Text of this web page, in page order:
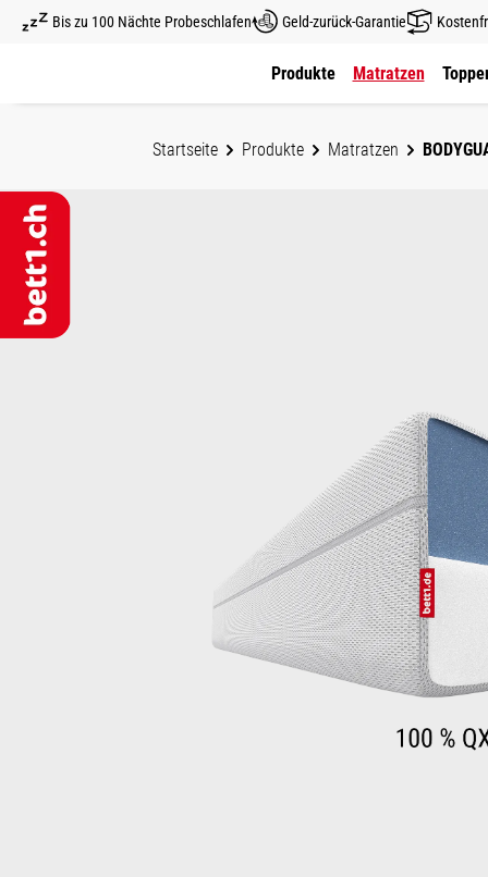
Hauptinhalt springen
Zur Hauptnavigation springen
Bis zu 100 Nächte Probeschlafen Geld-zurück-Garantie
Produkte Matratzen
Startseite Produkte Matratzen